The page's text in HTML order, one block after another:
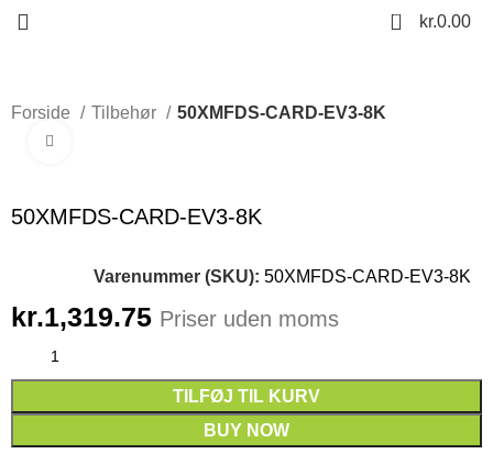
0 kr.0.00
Forside Tilbehør 50XMFDS-CARD-EV3-8K
50XMFDS-CARD-EV3-8K
Varenummer (SKU): 50XMFDS-CARD-EV3-8K
kr.1,319.75 Priser uden moms
TILFØJ TIL KURV
BUY NOW